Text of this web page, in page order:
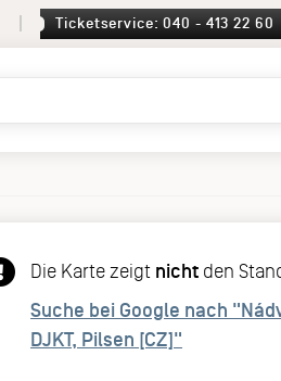
Ticketservice: 040 - 413 22 60
Die Karte zeigt nicht den
Suche bei Google nach
DJKT, Pilsen [CZ]"